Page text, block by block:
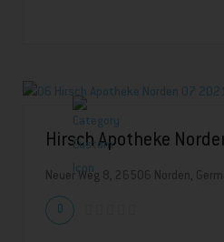
Hirsch Apotheke
Neuer Weg 8, 26506 Norden,
0